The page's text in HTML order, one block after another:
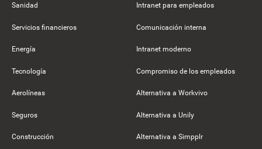
Sanidad
Servicios financieros
Energía
Tecnología
Aerolíneas
Seguros
Construcción
Intranet para empleados
Comunicación interna
Intranet moderno
Compromiso de los empleados
Alternativa a Workvivo
Alternativa a Unily
Alternativa a Simpplr